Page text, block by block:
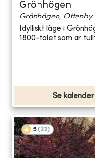
Grönhögen
Grönhögen, Ottenby
Idylliskt läge i
1800-talet som är
Se
5 (32)